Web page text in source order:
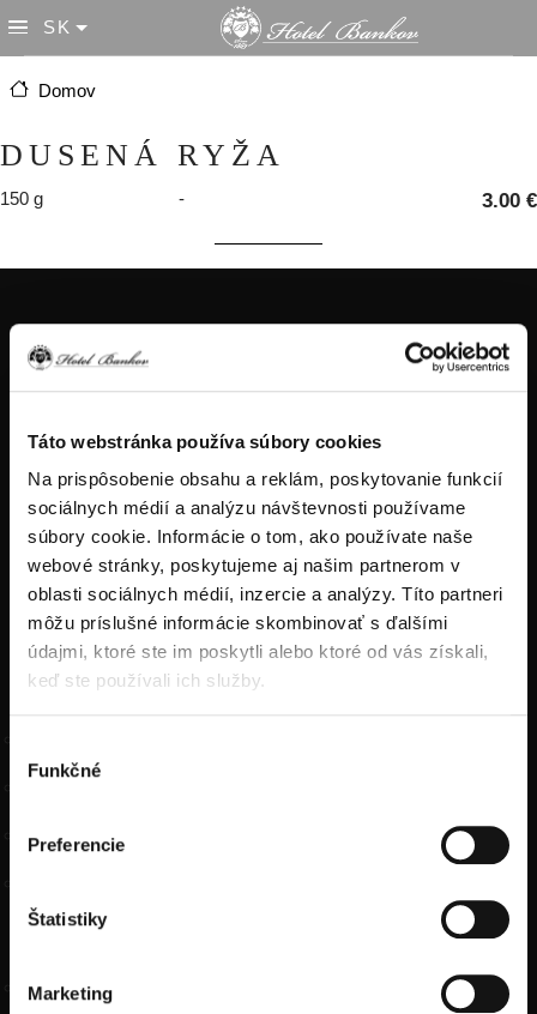
Táto webstránka používa súbory cookies
Na prispôsobenie obsahu a reklám, poskytovanie funkcií
sociálnych médií a analýzu návštevnosti používame
súbory cookie. Informácie o tom, ako používate naše
webové stránky, poskytujeme aj našim partnerom v
oblasti sociálnych médií, inzercie a analýzy. Títo partneri
môžu príslušné informácie skombinovať s ďalšími
údajmi, ktoré ste im poskytli alebo ktoré od vás získali,
keď ste používali ich služby.
súhlasu
Funkčné
Preferencie
Štatistiky
Marketing
SK List additional actions
Domov
DUSENÁ RYŽA
150 g - 3.00 €
tel.: +421914334466
tel.: +421556324522
tel.: +421905470123
FOOTER MENU
INFORMÁCIE O HOTELI
História hotela
Ochrana osobných údajov GDPR